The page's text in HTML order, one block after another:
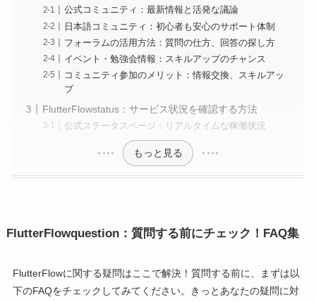
公式コミュニティ：最新情報と活発な議論
日本語コミュニティ：初心者も安心のサポート体制
フォーラムの活用方法：質問の仕方、回答の探し方
イベント・勉強会情報：スキルアップのチャンス
コミュニティ参加のメリット：情報交換、スキルアッ
プ
FlutterFlowstatus：サービス状況を確認する方法
公式ステータスページ：リアルタイムな稼働状況
もっと見る
FlutterFlowquestion：質問する前にチェック！FAQ集
FlutterFlowに関する疑問はここで解決！質問する前に、まずは以
下のFAQをチェックしてみてください。きっとあなたの疑問に対